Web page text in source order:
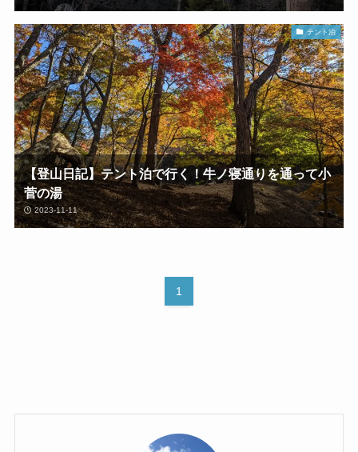
テント泊
【登山日記】テント泊で行く！牛ノ寝通りを通って小
菅の湯
2023-11-11
1